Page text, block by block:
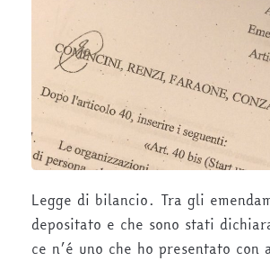
Legge di bilancio. Tra gli
depositato e che sono stati
ce n’é uno che ho presentato con